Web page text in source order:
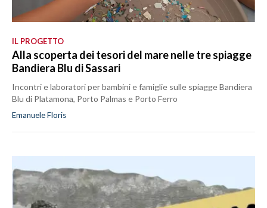
IL PROGETTO
Alla scoperta dei tesori del mare nelle tre spiagge
Bandiera Blu di Sassari
Incontri e laboratori per bambini e famiglie sulle spiagge Bandiera
Blu di Platamona, Porto Palmas e Porto Ferro
Emanuele Floris